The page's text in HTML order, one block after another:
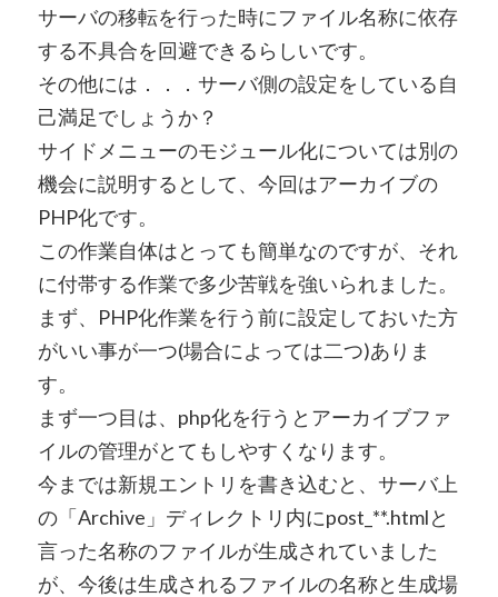
サーバの移転を行った時にファイル名称に依存
する不具合を回避できるらしいです。
その他には．．．サーバ側の設定をしている自
己満足でしょうか？
サイドメニューのモジュール化については別の
機会に説明するとして、今回はアーカイブの
PHP化です。
この作業自体はとっても簡単なのですが、それ
に付帯する作業で多少苦戦を強いられました。
まず、PHP化作業を行う前に設定しておいた方
がいい事が一つ(場合によっては二つ)ありま
す。
まず一つ目は、php化を行うとアーカイブファ
イルの管理がとてもしやすくなります。
今までは新規エントリを書き込むと、サーバ上
の「Archive」ディレクトリ内にpost_**.htmlと
言った名称のファイルが生成されていました
が、今後は生成されるファイルの名称と生成場